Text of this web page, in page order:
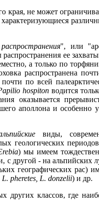
края, не может
", или
ее
а только по
распространена
по всей
hospitonводится
оказывается
аполлона и особенно
виды,
геологических
) мы имеем
с другой - на альпийских
географических рас)
pheretes, L. donzelii) и др.
других классов, где